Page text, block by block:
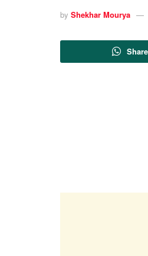
by Shekhar Mourya